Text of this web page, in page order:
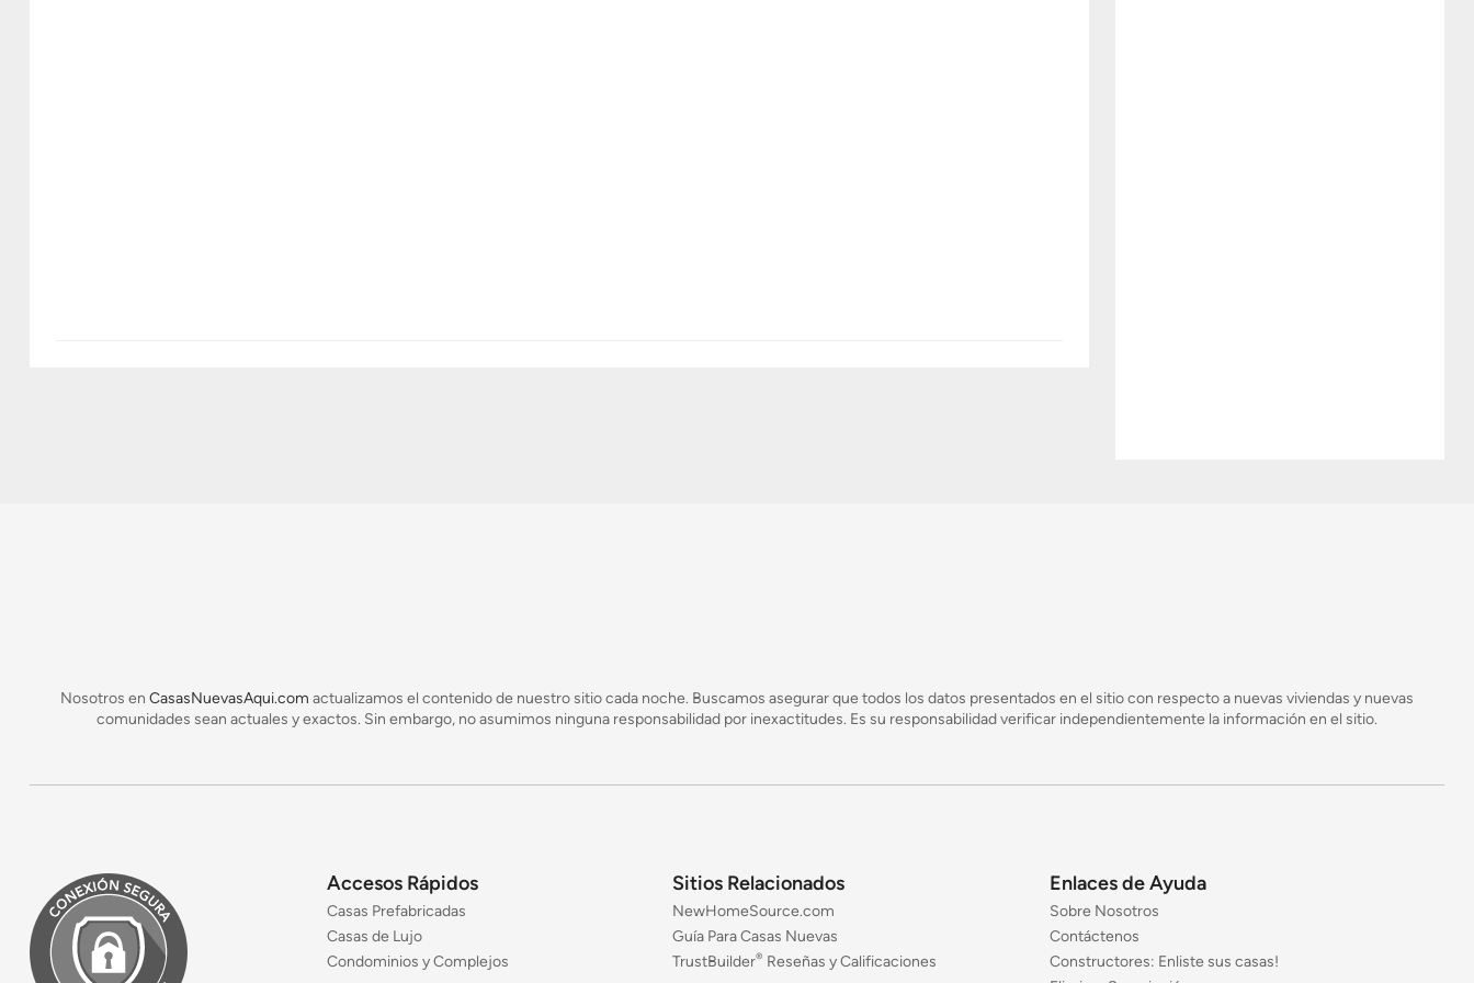
Nosotros en CasasNuevasAqui.com actualizamos el contenido de nuestro sitio cada noche. Buscamos asegurar que todos los datos presentados en el sitio con respecto a nuevas viviendas y nuevas
comunidades sean actuales y exactos. Sin embargo, no asumimos ninguna responsabilidad por inexactitudes. Es su responsabilidad verificar independientemente la información en el sitio.
Accesos Rápidos
Casas Prefabricadas
Casas de Lujo
Condominios y Complejos
Sitios Relacionados
NewHomeSource.com
Guía Para Casas Nuevas
TrustBuilder® Reseñas y Calificaciones
Enlaces de Ayuda
Sobre Nosotros
Contáctenos
Constructores: Enliste sus casas!